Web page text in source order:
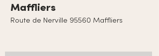
Maffliers
Route de Nerville 95560 Maffliers